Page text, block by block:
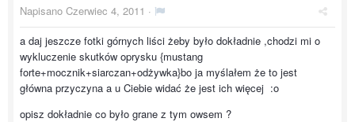
Napisano Czerwiec 4, 2011 ·
a daj jeszcze fotki górnych liści żeby było dokładnie ,chodzi mi o
wykluczenie skutków oprysku {mustang
forte+mocznik+siarczan+odżywka}bo ja myślałem że to jest
główna przyczyna a u Ciebie widać że jest ich więcej :o
opisz dokładnie co było grane z tym owsem ?